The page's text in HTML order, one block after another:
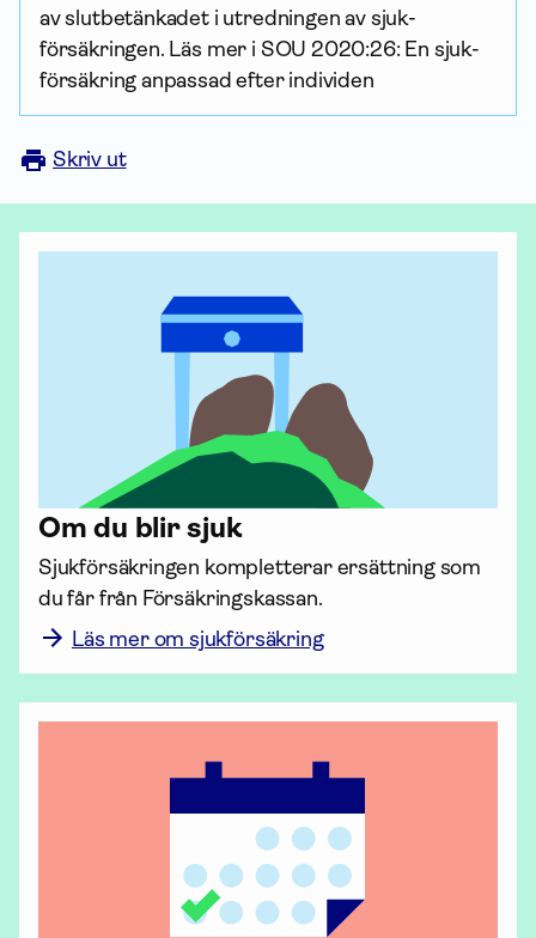
av slutbetänkadet i utredningen av sjuk­
försäkringen. Läs mer i SOU 2020:26: En sjuk­
försäkring anpassad efter individen
Skriv ut
Om du blir sjuk
Sjuk­försäkringen kompletterar ersättning som
du får från Försäkrings­kassan.
Läs mer om sjukförsäkring